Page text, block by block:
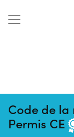
Code de la
Permis CE
Pas de
ce